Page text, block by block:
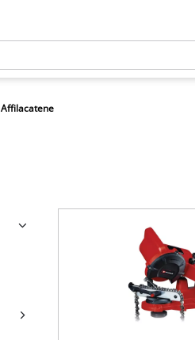
Affilacatene